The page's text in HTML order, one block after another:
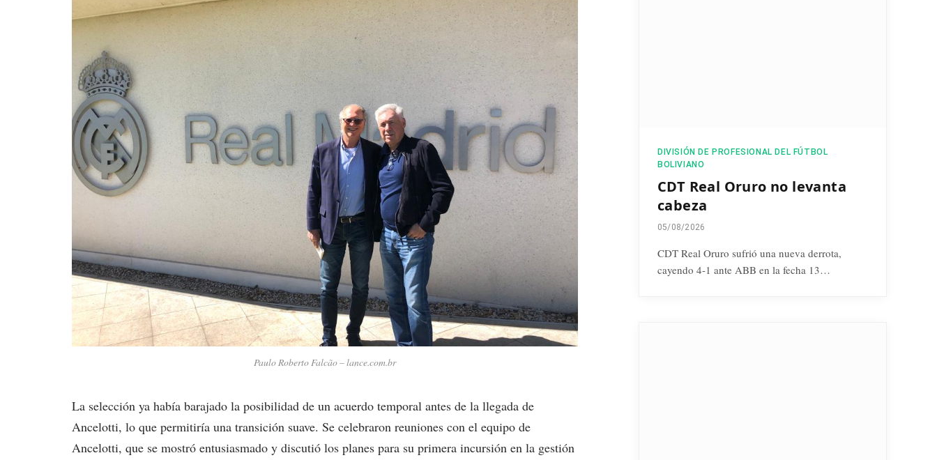
Paulo Roberto Falcão – lance.com.br
La selección ya había barajado la posibilidad de un acuerdo temporal antes de la llegada de
Ancelotti, lo que permitiría una transición suave. Se celebraron reuniones con el equipo de
Ancelotti, que se mostró entusiasmado y discutió los planes para su primera incursión en la gestión
DIVISIÓN DE PROFESIONAL DEL FÚTBOL
BOLIVIANO
CDT Real Oruro no levanta
cabeza
05/08/2026
CDT Real Oruro sufrió una nueva derrota,
cayendo 4-1 ante ABB en la fecha 13…